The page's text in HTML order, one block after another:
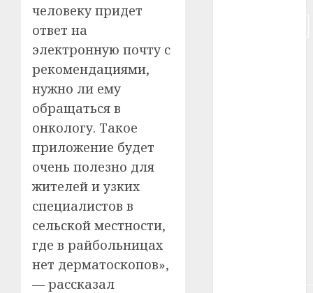
человеку придет
ответ на
электронную почту с
рекомендациями,
нужно ли ему
обращаться в
онкологу. Такое
приложение будет
очень полезно для
жителей и узких
специалистов в
сельской местности,
где в райбольницах
нет дерматоскопов»,
— рассказал